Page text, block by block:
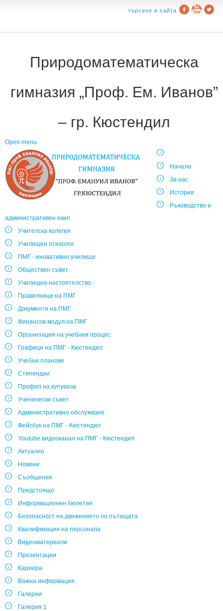
търсене в сайта
Природоматематическа
гимназия „Проф. Ем. Иванов”
– гр. Кюстендил
Open menu
Начало
За нас
История
Ръководство и
административен екип
Учителска колегия
Училищен психолог
ПМГ - иновативно училище
Обществен съвет
Училищно настоятелство
Правилници на ПМГ
Документи на ПМГ
Финансов модул на ПМГ
Организация на учебния процес
Графици на ПМГ - Кюстендил
Учебни планове
Стипендии
Профил на купувача
Ученически съвет
Административно обслужване
Фейсбук на ПМГ - Кюстендил
Youtube видеоканал на ПМГ - Кюстендил
Актуално
Новини
Съобщения
Предстоящо
Информационен бюлетин
Безопасност на движението по пътищата
Квалификация на персонала
Видеоматериали
Презентации
Кариера
Важна информация
Галерии
Галерия 1